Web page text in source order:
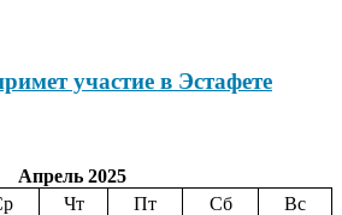
участие в Эстафете
Апрель 2025
Чт Пт Сб
Вс